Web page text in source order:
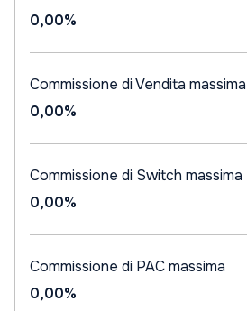
0,00%
Commissione di Vendita massima
0,00%
Commissione di Switch massima
0,00%
Commissione di PAC massima
0,00%